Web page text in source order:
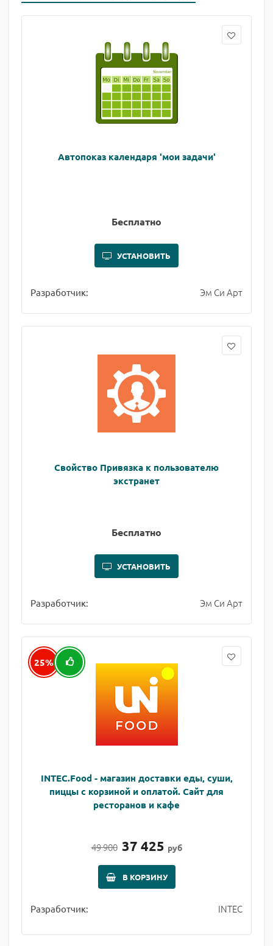
Автопоказ календаря 'мои задачи'
Бесплатно
УСТАНОВИТЬ
Разработчик: Эм Си Арт
Свойство Привязка к пользователю
экстранет
Бесплатно
УСТАНОВИТЬ
Разработчик: Эм Си Арт
25%
INTEC.Food - магазин доставки еды, суши,
пиццы с корзиной и оплатой. Сайт для
ресторанов и кафе
49 900 37 425 руб
В КОРЗИНУ
Разработчик: INTEC